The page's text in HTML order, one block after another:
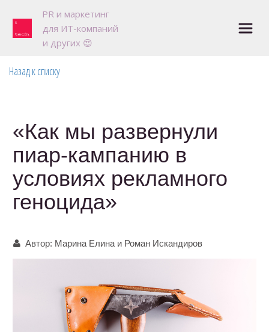
PR и маркетинг
для ИТ-компаний
и других 😍
Назад к списку
«Как мы развернули
пиар-кампанию в
условиях рекламного
геноцида»
Автор: Марина Елина и Роман Искандиров